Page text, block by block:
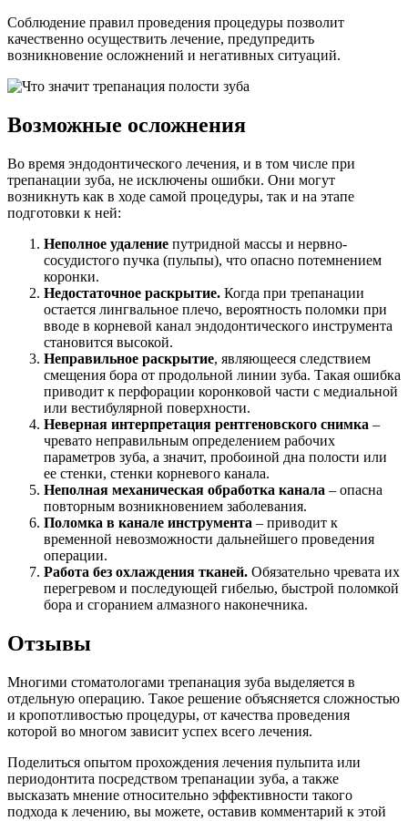
Соблюдение правил проведения процедуры позволит
качественно осуществить лечение, предупредить
возникновение осложнений и негативных ситуаций.
Возможные осложнения
Во время эндодонтического лечения, и в том числе при
трепанации зуба, не исключены ошибки. Они могут
возникнуть как в ходе самой процедуры, так и на этапе
подготовки к ней:
Неполное удаление путридной массы и нервно-
сосудистого пучка (пульпы), что опасно потемнением
коронки.
Недостаточное раскрытие. Когда при трепанации
остается лингвальное плечо, вероятность поломки при
вводе в корневой канал эндодонтического инструмента
становится высокой.
Неправильное раскрытие, являющееся следствием
смещения бора от продольной линии зуба. Такая ошибка
приводит к перфорации коронковой части с медиальной
или вестибулярной поверхности.
Неверная интерпретация рентгеновского снимка –
чревато неправильным определением рабочих
параметров зуба, а значит, пробоиной дна полости или
ее стенки, стенки корневого канала.
Неполная механическая обработка канала – опасна
повторным возникновением заболевания.
Поломка в канале инструмента – приводит к
временной невозможности дальнейшего проведения
операции.
Работа без охлаждения тканей. Обязательно чревата их
перегревом и последующей гибелью, быстрой поломкой
бора и сгоранием алмазного наконечника.
Отзывы
Многими стоматологами трепанация зуба выделяется в
отдельную операцию. Такое решение объясняется сложностью
и кропотливостью процедуры, от качества проведения
которой во многом зависит успех всего лечения.
Поделиться опытом прохождения лечения пульпита или
периодонтита посредством трепанации зуба, а также
высказать мнение относительно эффективности такого
подхода к лечению, вы можете, оставив комментарий к этой